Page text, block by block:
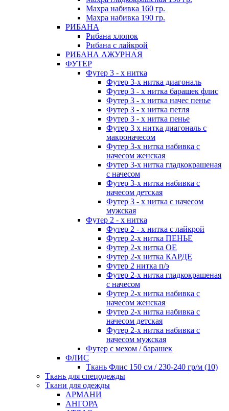
Махра набивка 160 гр.
Махра набивка 190 гр.
РИБАНА
Рибана хлопок
Рибана с лайкрой
РИБАНА АЖУРНАЯ
ФУТЕР
Футер 3 - х нитка
Футер 3-х нитка диагональ
Футер 3 - х нитка барашек флис
Футер 3 - х нитка начес пенье
Футер 3 - х нитка петля
Футер 3 - х нитка пенье
Футер 3 х нитка диагональ с
макроначесом
Футер 3-х нитка набивка с
начесом женская
Футер 3-х нитка гладкокрашеная
с начесом
Футер 3-х нитка набивка с
начесом детская
Футер 3 - х нитка с начесом
мужская
Футер 2 - х нитка
Футер 2 - х нитка с лайкрой
Футер 2-х нитка ПЕНЬЕ
Футер 2-х нитка ОЕ
Футер 2-х нитка КАРДЕ
Футер 2 нитка п/э
Футер 2-х нитка гладкокрашеная
с начесом
Футер 2-х нитка набивка с
начесом женская
Футер 2-х нитка набивка с
начесом детская
Футер 2-х нитка набивка с
начесом мужская
Футер с мехом / барашек
ФЛИС
Ткань Флис 150 см / 230-240 гр/м (10)
Ткань для спецодежды
Ткани для одежды
АРМАНИ
АНГОРА